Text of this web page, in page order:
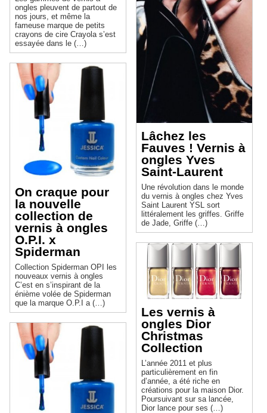
ongles pleuvent de partout de
nos jours, et même la
fameuse marque de petits
crayons de cire Crayola s’est
essayée dans le (…)
On craque pour
la nouvelle
collection de
vernis à ongles
O.P.I. x
Spiderman
Collection Spiderman OPI les
nouveaux vernis à ongles
C’est en s’inspirant de la
énième volée de Spiderman
que la marque O.P.I a (…)
Lâchez les
Fauves ! Vernis à
ongles Yves
Saint-Laurent
Une révolution dans le monde
du vernis à ongles chez Yves
Saint Laurent YSL sort
littéralement les griffes. Griffe
de Jade, Griffe (…)
Les vernis à
ongles Dior
Christmas
Collection
L’année 2011 et plus
particulièrement en fin
d’année, a été riche en
créations pour la maison Dior.
Poursuivant sur sa lancée,
Dior lance pour ses (…)